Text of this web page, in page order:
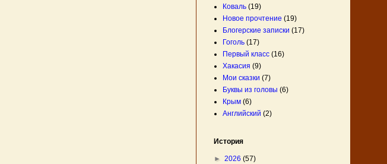
Коваль (19)
Новое прочтение (19)
Блогерские записки (17)
Гоголь (17)
Первый класс (16)
Хакасия (9)
Мои сказки (7)
Буквы из головы (6)
Крым (6)
Английский (2)
История
► 2026 (57)